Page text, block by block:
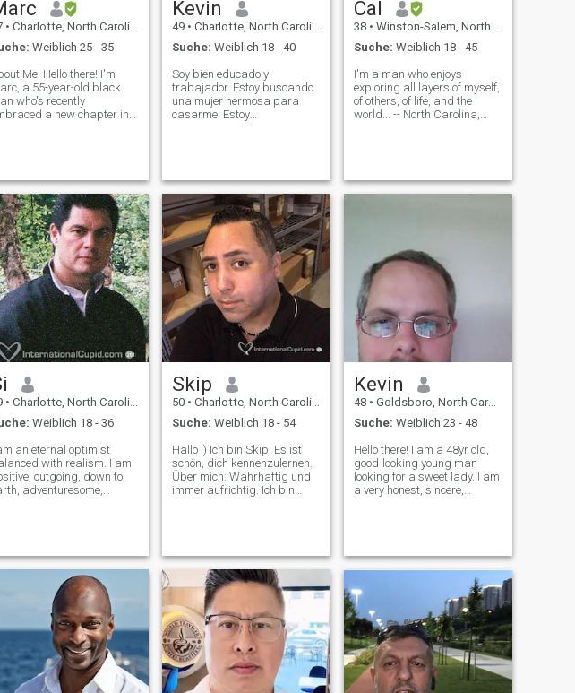
• Charlotte, North Carolina, USA
Weiblich 25 - 35
Me: Hello there! I'm
a 55-year-old black
who's recently
a new chapter in
chain.@clubhush.
my pro
Kevin
49 • Charlotte, North Carolina, USA
Suche: Weiblich 18 - 40
Soy bien educado y
trabajador. Estoy buscando
una mujer hermosa para
casarme. Estoy
y los coches bonitos. Soy un
hombre de calidad, inte
Cal
38 • Winston-Salem, North Carolina, USA
Suche: Weiblich 18 - 45
I'm a man who enjoys
exploring all layers of myself,
of others, of life, and the
world... -- North Carolina,
Mluvíš česky? 🇨🇿 -- No kid
• Charlotte, North Carolina, USA
Weiblich 18 - 36
an eternal optimist
with realism. I am
outgoing, down to
adventuresome,
physically fit, thank god.
always str
Skip
50 • Charlotte, North Carolina, USA
Suche: Weiblich 18 - 54
Hallo :) Ich bin Skip. Es ist
schön, dich kennenzulernen.
Über mich: Wahrhaftig und
immer aufrichtig. Ich bin
Ich bin Autor, Filmemacher
und Künstler. Ich leite die
Pulley Media Group. Ich
erstelle Online-Inhalte,
erzähle Hörbücher und
mache VoiceOver für
Film/fernsehen. Ich schreibe
hauptsächlich Bücher und
Artikel, aber ich schreibe
gelegentlich auch für das
Kevin
48 • Goldsboro, North Carolina, USA
Suche: Weiblich 23 - 48
Hello there! I am a 48yr old,
good-looking young man
looking for a sweet lady. I am
a very honest, sincere,
on the inside that counts. If
you